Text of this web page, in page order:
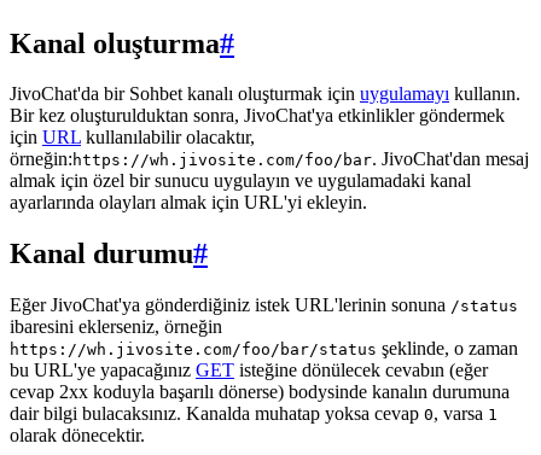
Kanal oluşturma#
JivoChat'da bir Sohbet kanalı oluşturmak için uygulamayı kullanın.
Bir kez oluşturulduktan sonra, JivoChat'ya etkinlikler göndermek
için URL kullanılabilir olacaktır,
örneğin: https://wh.jivosite.com/foo/bar. JivoChat'dan mesaj
almak için özel bir sunucu uygulayın ve uygulamadaki kanal
ayarlarında olayları almak için URL'yi ekleyin.
Kanal durumu#
Eğer JivoChat'ya gönderdiğiniz istek URL'lerinin sonuna /status
ibaresini eklerseniz, örneğin
https://wh.jivosite.com/foo/bar/status şeklinde, o zaman
bu URL'ye yapacağınız GET isteğine dönülecek cevabın (eğer
cevap 2xx koduyla başarılı dönerse) bodysinde kanalın durumuna
dair bilgi bulacaksınız. Kanalda muhatap yoksa cevap 0, varsa 1
olarak dönecektir.